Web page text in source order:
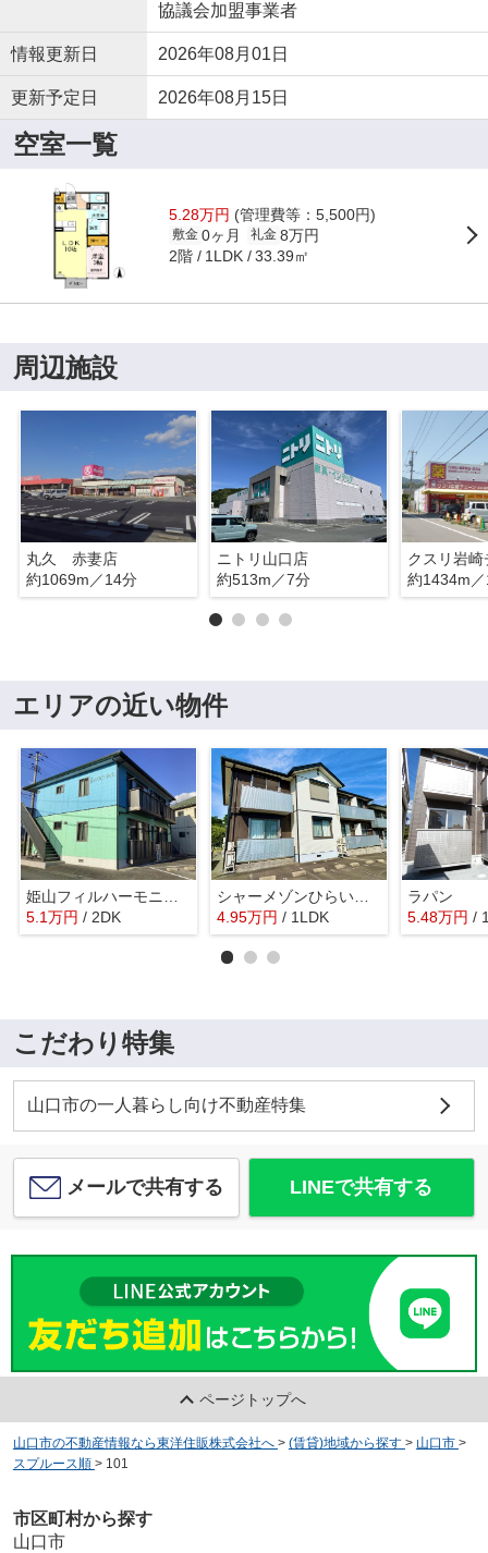
協議会加盟事業者
情報更新日 2026年08月01日
更新予定日 2026年08月15日
空室一覧
5.28万円 (管理費等：5,500円)
敷金 0ヶ月 礼金 8万円
2階 1LDK 33.39㎡
周辺施設
丸久 赤妻店
約1069m／14分
ニトリ山口店
約513m／7分
約1434m
エリアの近い物件
5.1万円 / 2DK
シャーメゾンひらい Ａ棟
4.95万円 / 1LDK
ラパン
5.48万円 /
こだわり特集
山口市の一人暮らし向け不動産特集
メールで共有する LINEで共有する
ページトップへ
山口市の不動産情報なら東洋住販株式会社へ > (賃貸)地域から探す > 山口市 >
スプルース順 > 101
市区町村から探す
山口市